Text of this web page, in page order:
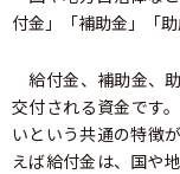
付金」「補助金」「
給付金、補助金、
交付される資金です
いという共通の特徴
えば給付金は、国や